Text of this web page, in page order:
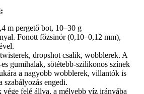
m pergető bot, 10–30 g
Fonott főzsinór (0,10–0,12 mm),
dropshot csalik, wobblerek. A
gumihalak, sötétebb-szilikonos színek
a nagyobb wobblerek, villantók is
szabályozás engedi.
vége felé állva, a mélyebb víz irányába